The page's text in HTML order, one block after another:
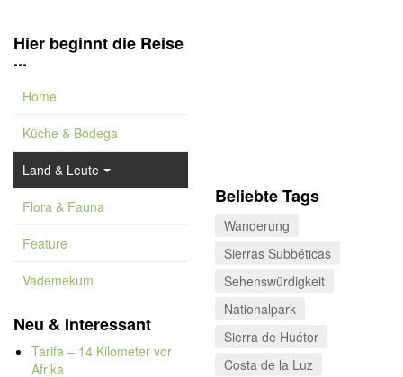
Hier beginnt die Reise
...
Home
Küche & Bodega
Land & Leute
Flora & Fauna
Feature
Vademekum
Neu & Interessant
Tarifa – 14 Kilometer vor
Afrika
Beliebte Tags
Wanderung
Sierras Subbéticas
Sehenswürdigkeit
Nationalpark
Sierra de Huétor
Costa de la Luz